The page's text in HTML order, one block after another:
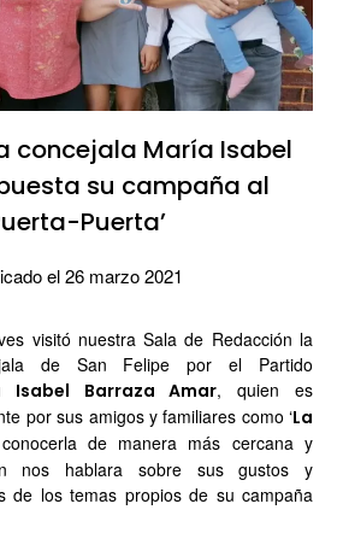
concejala María Isabel
su campaña al
Puerta’
el 26 marzo 2021
visitó nuestra Sala de Redacción la
de San Felipe por el Partido
Isabel Barraza Amar, quien es
por sus amigos y familiares como ‘La
conocerla de manera más cercana y
nos hablara sobre sus gustos y
de los temas propios de su campaña